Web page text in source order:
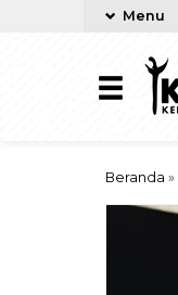
Menu
Beranda »